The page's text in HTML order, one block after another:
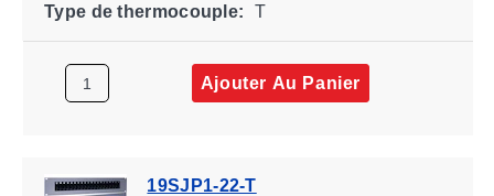
Type de thermocouple: T
Ajouter Au Panier
19SJP1-22-T